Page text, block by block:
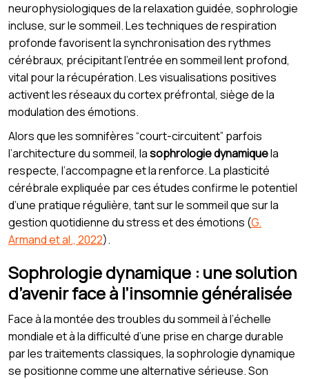
neurophysiologiques de la relaxation guidée, sophrologie
incluse, sur le sommeil. Les techniques de respiration
profonde favorisent la synchronisation des rythmes
cérébraux, précipitant l’entrée en sommeil lent profond,
vital pour la récupération. Les visualisations positives
activent les réseaux du cortex préfrontal, siège de la
modulation des émotions.
Alors que les somnifères “court-circuitent” parfois
l’architecture du sommeil, lasophrologie dynamiquela
respecte, l’accompagne et la renforce. La plasticité
cérébrale expliquée par ces études confirme le potentiel
d’une pratique régulière, tant sur le sommeil que sur la
gestion quotidienne du stress et des émotions (G.
Armand et al., 2022).
Sophrologie dynamique : une solution
d’avenir face à l’insomnie généralisée
Face à la montée des troubles du sommeil à l’échelle
mondiale et à la difficulté d’une prise en charge durable
par les traitements classiques, la sophrologie dynamique
se positionne comme une alternative sérieuse. Son